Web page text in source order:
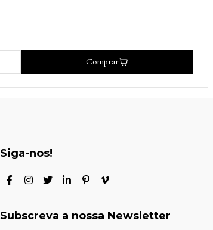
Comprar
Siga-nos!
Subscreva a nossa Newsletter